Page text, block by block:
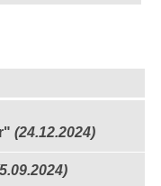
(24.12.2024)